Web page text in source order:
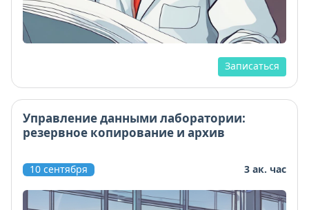
Записаться
Управление данными лаборатории:
резервное копирование и архив
10 сентября 3 ак. час